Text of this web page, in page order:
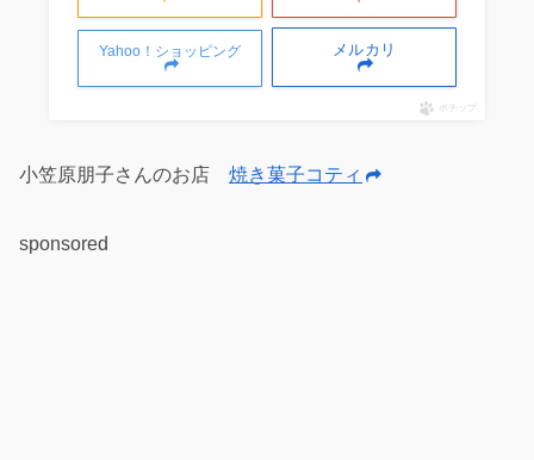
Yahoo！ショッピング メルカリ
ポチップ
小笠原朋子さんのお店 焼き菓子コティ
sponsored